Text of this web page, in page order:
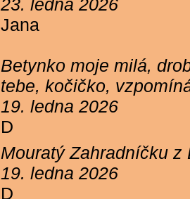
23. ledna 2026
Jana
Betynko moje milá,
tebe, kočičko,
19. ledna 2026
D
Mouratý Zahradníčku
19. ledna 2026
D